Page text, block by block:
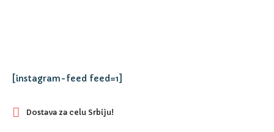
[instagram-feed feed=1]
Dostava za celu Srbiju!